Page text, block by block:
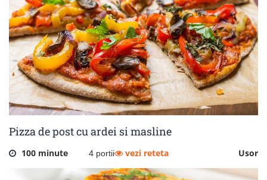
Pizza de post cu ardei si masline
100 minute 4 portii Usor
vezi reteta